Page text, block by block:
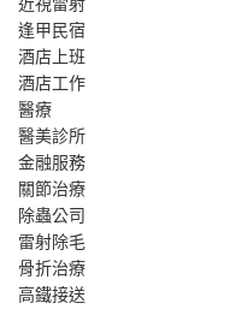
逢甲民宿
酒店上班
酒店工作
醫療
醫美診所
金融服務
關節治療
除蟲公司
雷射除毛
骨折治療
高鐵接送